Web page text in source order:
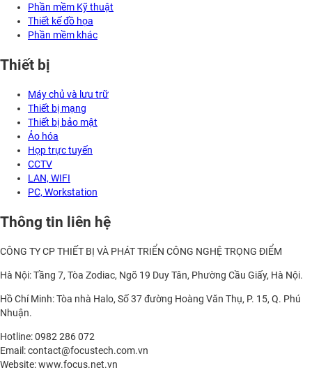
Phần mềm Kỹ thuật
Thiết kế đồ họa
Phần mềm khác
Thiết bị
Máy chủ và lưu trữ
Thiết bị mạng
Thiết bị bảo mật
Ảo hóa
Họp trực tuyến
CCTV
LAN, WIFI
PC, Workstation
Thông tin liên hệ
CÔNG TY CP THIẾT BỊ VÀ PHÁT TRIỂN CÔNG NGHỆ TRỌNG ĐIỂM
Hà Nội: Tầng 7, Tòa Zodiac, Ngõ 19 Duy Tân, Phường Cầu Giấy, Hà Nội.
Hồ Chí Minh: Tòa nhà Halo, Số 37 đường Hoàng Văn Thụ, P. 15, Q. Phú
Nhuận.
Hotline: 0982 286 072
Email: contact@focustech.com.vn
Website: www.focus.net.vn